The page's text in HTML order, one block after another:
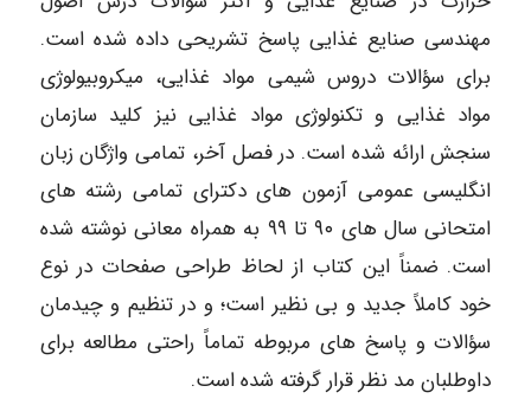
مهندسی صنایع غذایی پاسخ تشریحی داده شده است.
برای سؤالات دروس شیمی مواد غذایی، میکروبیولوژی
مواد غذایی و تکنولوژی مواد غذایی نیز کلید سازمان
سنجش ارائه شده است. در فصل آخر، تمامی واژگان زبان
انگلیسی عمومی آزمون های دکترای تمامی رشته های
امتحانی سال های ۹۰ تا ۹۹ به همراه معانی نوشته شده
است. ضمناً این کتاب از لحاظ طراحی صفحات در نوع
خود کاملاً جدید و بی نظیر است؛ و در تنظیم و چیدمان
سؤالات و پاسخ های مربوطه تماماً راحتی مطالعه برای
داوطلبان مد نظر قرار گرفته شده است.